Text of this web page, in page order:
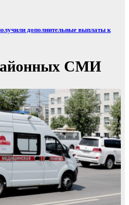
дополнительные выплаты к